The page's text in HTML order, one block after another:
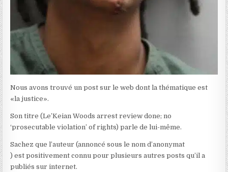
Nous avons trouvé un post sur le web dont la thématique est
«la justice».
Son titre (Le’Keian Woods arrest review done; no
‘prosecutable violation’ of rights) parle de lui-même.
Sachez que l’auteur (annoncé sous le nom d’anonymat
) est positivement connu pour plusieurs autres posts qu’il a
publiés sur internet.